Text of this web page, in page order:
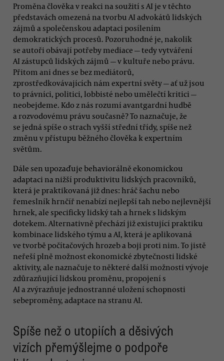
Proměna člověka v reakci na soužití s AI je v těchto
představách omezená na tvorbu AI advokátů lidských
zájmů a společenskou adaptaci posílením
demokratických procesů. Pozoruhodné je, nakolik
se autoři obávají potřeby mediace — tedy vytváření
AI zástupců lidských zájmů — v kultuře nebo právu.
Přitom ani dnes se bez mediátorů,
zprostředkovávajících nám expertní světy — ať už jsou
to právníci, politici, lobbisté nebo umělečtí kritici —
neobejdeme. Kdo z nás rozumí avantgardní hudbě
a rozvodovému právu současně? To naznačuje, že
se jedná spíše o strach vyšší střední třídy, spíše než
změnu v přístupu běžného člověka k expertním
světům.
Dále sen upozaďuje behaviorálně ekonomickou
adaptaci na nižší produktivitu lidských pracovníků,
která je praktikovaná již dnes: hráč šachu nebo
řemeslník hrnčíř nenabízí nejlepší tah nebo nejlevnější
hrnek, ale specificky lidský tah a hrnek s lidským
dotekem. Alternativně přechází již existující praktiku
kombinace lidského týmu a AI, která je aplikovaná
ve tvorbě počítačových hrozeb a boji proti nim. To jistě
neřeší plně možnost ekonomické zbytečnosti lidské
aktivity, ale naznačuje to některé další možnosti vývoje
zdůrazňující lidskou proměnu, propojení s
AI a zvýrazňuje jednostranné uložení schopnosti
sebeproměny, adaptace na stranu AI.
Spíše než o utopiích a děsivých
vizích přemýšlejme o podpoře